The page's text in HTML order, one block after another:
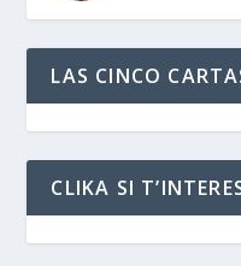
LAS CINCO
CLIKA SI